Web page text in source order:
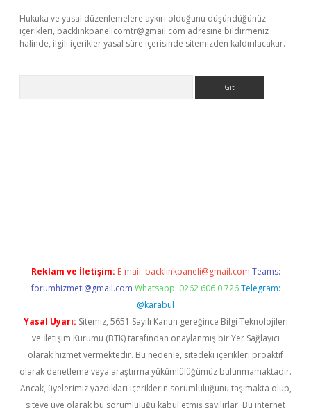
Hukuka ve yasal düzenlemelere aykırı olduğunu düşündüğünüz
içerikleri, backlinkpanelicomtr@gmail.com adresine bildirmeniz
halinde, ilgili içerikler yasal süre içerisinde sitemizden kaldırılacaktır.
Reklam ve İletişim: E-mail: backlinkpaneli@gmail.com Teams:
forumhizmeti@gmail.com Whatsapp: 0262 606 0 726 Telegram:
@karabul
Yasal Uyarı: Sitemiz, 5651 Sayılı Kanun gereğince Bilgi Teknolojileri
ve İletişim Kurumu (BTK) tarafından onaylanmış bir Yer Sağlayıcı
olarak hizmet vermektedir. Bu nedenle, sitedeki içerikleri proaktif
olarak denetleme veya araştırma yükümlülüğümüz bulunmamaktadır.
Ancak, üyelerimiz yazdıkları içeriklerin sorumluluğunu taşımakta olup,
siteye üye olarak bu sorumluluğu kabul etmiş sayılırlar. Bu internet